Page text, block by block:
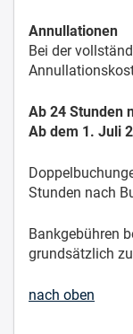
Annullationen
Bei der
Ab 24 Stunden
Ab dem 1. Juli
Stunden nach
Bankgebühren
grundsätzlich
nach oben